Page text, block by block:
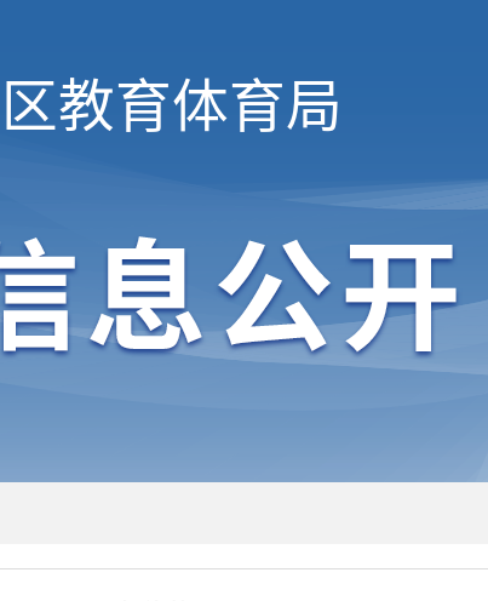
教育体育局